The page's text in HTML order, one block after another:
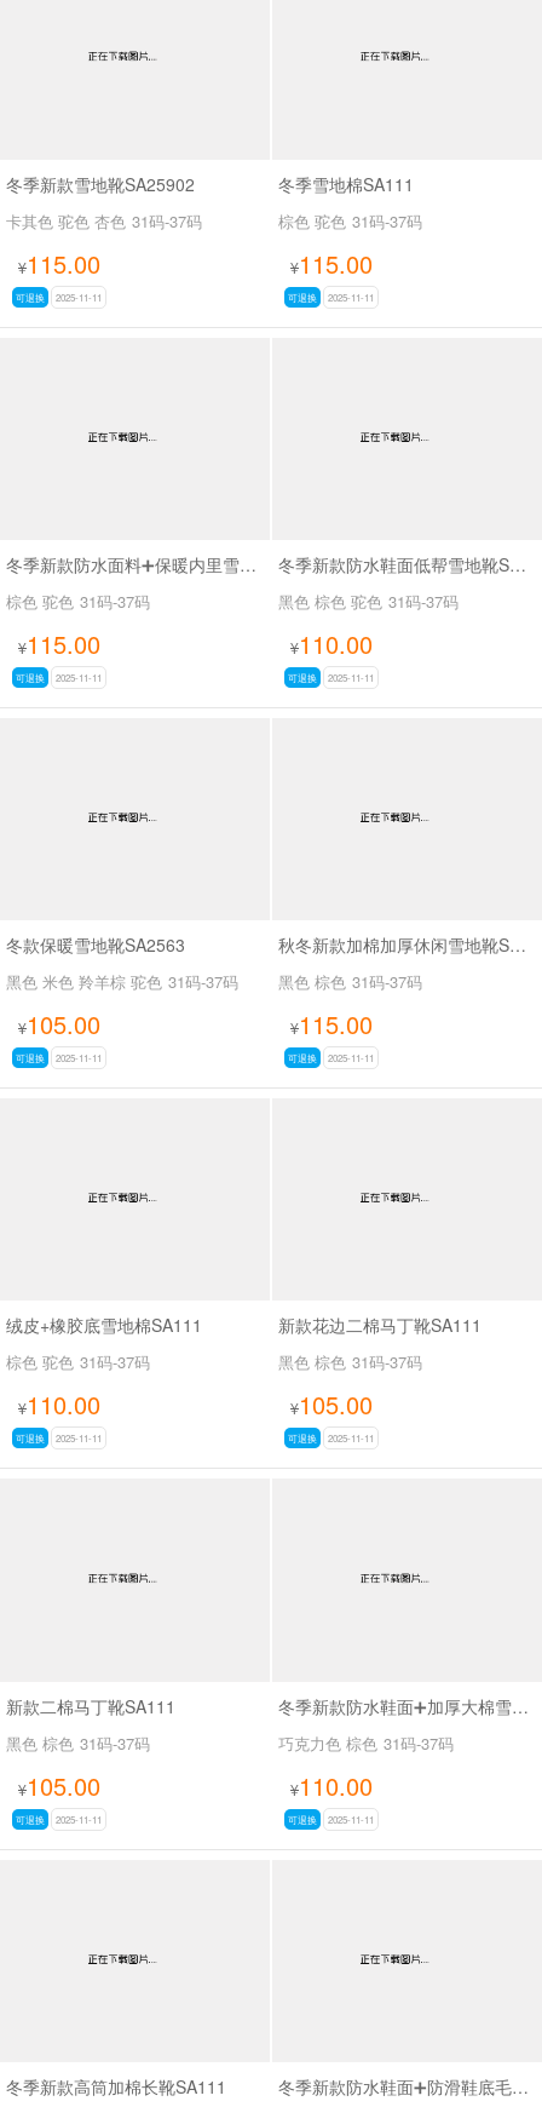
冬季新款雪地靴SA25902
卡其色 驼色 杏色 31码-37码
¥115.00
可退换 2025-11-11
冬季雪地棉SA111
棕色 驼色 31码-37码
¥115.00
可退换 2025-11-11
冬季新款防水面料➕保暖内里雪地靴SA111
棕色 驼色 31码-37码
¥115.00
可退换 2025-11-11
冬季新款防水鞋面低帮雪地靴SA111
黑色 棕色 驼色 31码-37码
¥110.00
可退换 2025-11-11
冬款保暖雪地靴SA2563
黑色 米色 羚羊棕 驼色 31码-37码
¥105.00
可退换 2025-11-11
秋冬新款加棉加厚休闲雪地靴SA111
黑色 棕色 31码-37码
¥115.00
可退换 2025-11-11
绒皮+橡胶底雪地棉SA111
棕色 驼色 31码-37码
¥110.00
可退换 2025-11-11
新款花边二棉马丁靴SA111
黑色 棕色 31码-37码
¥105.00
可退换 2025-11-11
新款二棉马丁靴SA111
黑色 棕色 31码-37码
¥105.00
可退换 2025-11-11
冬季新款防水鞋面➕加厚大棉雪地靴SA111
巧克力色 棕色 31码-37码
¥110.00
可退换 2025-11-11
冬季新款高筒加棉长靴SA111 冬季新款防水鞋面➕防滑鞋底毛口马丁靴SA111